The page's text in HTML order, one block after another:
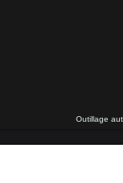
Outillage